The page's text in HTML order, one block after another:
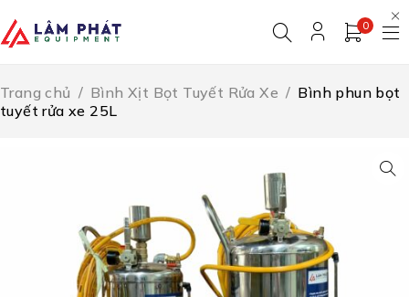
0
Trang chủ / Bình Xịt Bọt Tuyết Rửa Xe / Bình phun bọt
tuyết rửa xe 25L